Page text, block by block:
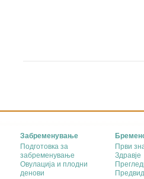
Забременување
Подготовка за
забременување
Овулација и плодни
денови
Први
Здравје